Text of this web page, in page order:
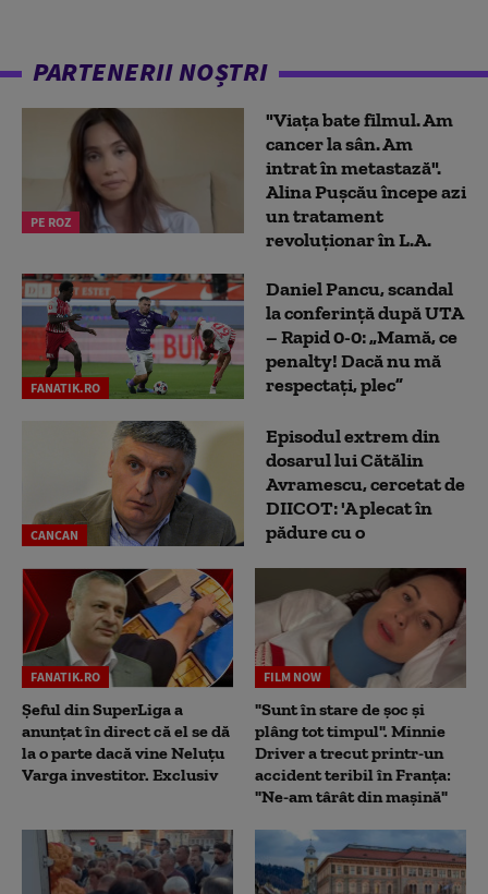
PARTENERII NOȘTRI
PE ROZ
"Viața bate filmul. Am
cancer la sân. Am
intrat în metastază".
Alina Pușcău începe azi
un tratament
revoluționar în L.A.
FANATIK.RO
Daniel Pancu, scandal
la conferință după UTA
– Rapid 0-0: „Mamă, ce
penalty! Dacă nu mă
respectați, plec”
CANCAN
Episodul extrem din
dosarul lui Cătălin
Avramescu, cercetat de
DIICOT: 'A plecat în
pădure cu o
FANATIK.RO
Șeful din SuperLiga a
anunțat în direct că el se dă
la o parte dacă vine Neluțu
Varga investitor. Exclusiv
FILM NOW
"Sunt în stare de șoc și
plâng tot timpul". Minnie
Driver a trecut printr-un
accident teribil în Franța:
"Ne-am târât din mașină"